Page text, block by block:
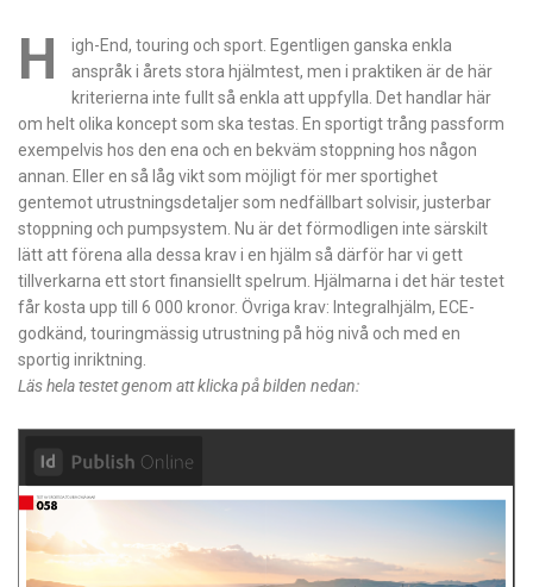
H
igh-End, touring och sport. Egentligen ganska enkla
anspråk i årets stora hjälmtest, men i praktiken är de här
kriterierna inte fullt så enkla att uppfylla. Det handlar här
om helt olika koncept som ska testas. En sportigt trång passform
exempelvis hos den ena och en bekväm stoppning hos någon
annan. Eller en så låg vikt som möjligt för mer sportighet
gentemot utrustningsdetaljer som nedfällbart solvisir, justerbar
stoppning och pumpsystem. Nu är det förmodligen inte särskilt
lätt att förena alla dessa krav i en hjälm så därför har vi gett
tillverkarna ett stort finansiellt spelrum. Hjälmarna i det här testet
får kosta upp till 6 000 kronor. Övriga krav: Integralhjälm, ECE-
godkänd, touringmässig utrustning på hög nivå och med en
sportig inriktning.
Läs hela testet genom att klicka på bilden nedan: